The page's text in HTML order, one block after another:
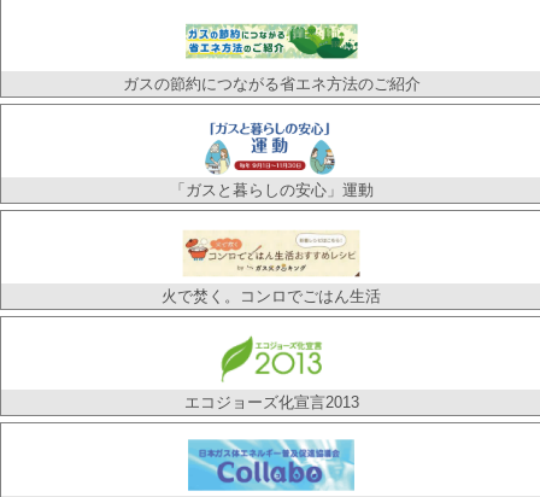
… 続きを読む
2024.07.25
飯塚ガス株式会社は、政府の「酷暑乗り切り緊急支
… 続きを読む
2024.01.05
電気・ガス価格激変緩和対策事業の継続について
政府の「電気・ガス価格激変緩和対策事業」により
2024年１月検針分まで都市ガス料金の値引きを行う
… 続きを読む
ガスの節約につながる省エネ方法のご紹介
「ガスと暮らしの安心」運動
火で焚く。コンロでごはん生活
エコジョーズ化宣言2013